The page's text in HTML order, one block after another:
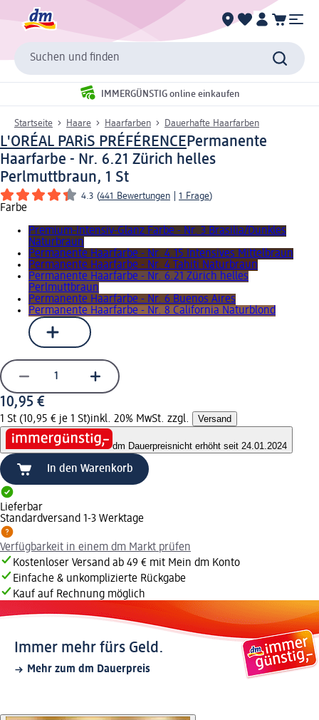
Suchen und finden
IMMERGÜNSTIG online einkaufen
Startseite Haare Haarfarben Dauerhafte Haarfarben
L'ORÉAL PARiS PRÉFÉRENCEPermanente
Haarfarbe - Nr. 6.21 Zürich helles
Perlmuttbraun, 1 St
4.3 (441 Bewertungen 1 Frage)
Farbe
Premium-Intensiv-Glanz Farbe - Nr. 3 Brasilia/Dunkles
Naturbraun
Permanente Haarfarbe - Nr. 4.15 Intensives Mittelbraun
Permanente Haarfarbe - Nr. 4 Tahiti Naturbraun
Permanente Haarfarbe - Nr. 6.21 Zürich helles
Perlmuttbraun
Permanente Haarfarbe - Nr. 6 Buenos Aires
Permanente Haarfarbe - Nr. 8 California Naturblond
10,95 €
1 St (10,95 € je 1 St)inkl. 20% MwSt. zzgl. Versand
dm Dauerpreisnicht erhöht seit 24.01.2024
In den Warenkorb
Lieferbar
Standardversand 1-3 Werktage
Verfügbarkeit in einem dm Markt prüfen
Kostenloser Versand ab 49 € mit Mein dm Konto
Einfache & unkomplizierte Rückgabe
Kauf auf Rechnung möglich
Immer mehr fürs Geld.
Mehr zum dm Dauerpreis